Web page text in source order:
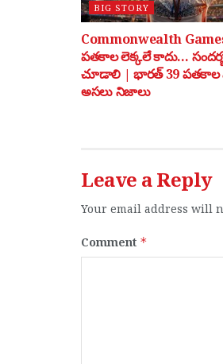
BIG STORY
Commonwealth
పతకాల లెక్కలే కాదు…
చూడాలి | భారత్ 39 పతకాల
అసలు నిజాలు
Leave a Reply
Your email address will
Comment *